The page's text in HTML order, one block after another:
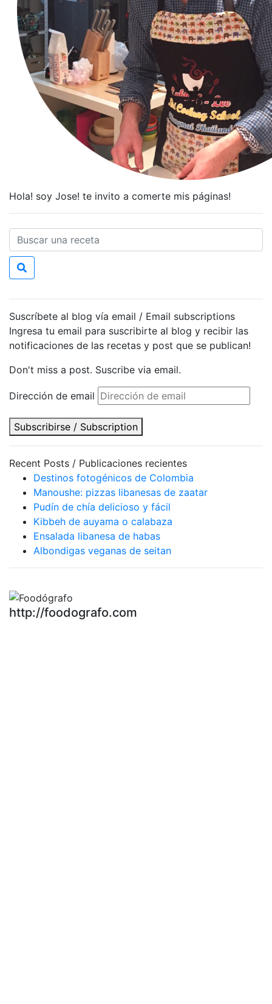
Hola! soy Jose! te invito a comerte mis páginas!
Suscríbete al blog vía email / Email subscriptions
Ingresa tu email para suscribirte al blog y recibir las
notificaciones de las recetas y post que se publican!
Don't miss a post. Suscribe via email.
Dirección de email
Subscribirse / Subscription
Recent Posts / Publicaciones recientes
Destinos fotogénicos de Colombia
Manoushe: pizzas libanesas de zaatar
Pudín de chía delicioso y fácil
Kibbeh de auyama o calabaza
Ensalada libanesa de habas
Albondigas veganas de seitan
http://foodografo.com